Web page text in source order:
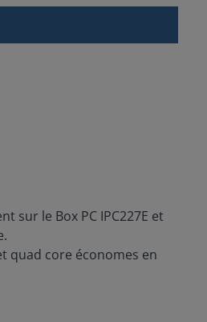
sur le Box PC IPC227E et
quad core économes en